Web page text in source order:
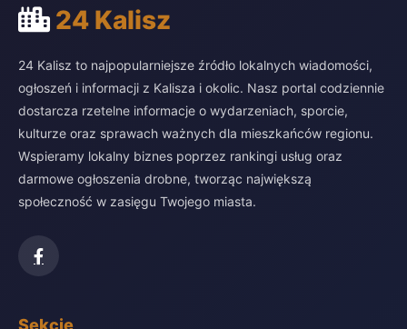
24 Kalisz
24 Kalisz to najpopularniejsze źródło lokalnych wiadomości,
ogłoszeń i informacji z Kalisza i okolic. Nasz portal codziennie
dostarcza rzetelne informacje o wydarzeniach, sporcie,
kulturze oraz sprawach ważnych dla mieszkańców regionu.
Wspieramy lokalny biznes poprzez rankingi usług oraz
darmowe ogłoszenia drobne, tworząc największą
społeczność w zasięgu Twojego miasta.
Sekcje